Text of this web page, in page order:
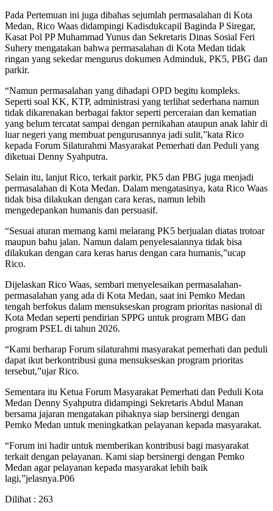
Pada Pertemuan ini juga dibahas sejumlah permasalahan di Kota
Medan, Rico Waas didampingi Kadisdukcapil Baginda P Siregar,
Kasat Pol PP Muhammad Yunus dan Sekretaris Dinas Sosial Feri
Suhery mengatakan bahwa permasalahan di Kota Medan tidak
ringan yang sekedar mengurus dokumen Adminduk, PK5, PBG dan
parkir.
“Namun permasalahan yang dihadapi OPD begitu kompleks.
Seperti soal KK, KTP, administrasi yang terlihat sederhana namun
tidak dikarenakan berbagai faktor seperti perceraian dan kematian
yang belum tercatat sampai dengan pernikahan ataupun anak lahir di
luar negeri yang membuat pengurusannya jadi sulit,”kata Rico
kepada Forum Silaturahmi Masyarakat Pemerhati dan Peduli yang
diketuai Denny Syahputra.
Selain itu, lanjut Rico, terkait parkir, PK5 dan PBG juga menjadi
permasalahan di Kota Medan. Dalam mengatasinya, kata Rico Waas
tidak bisa dilakukan dengan cara keras, namun lebih
mengedepankan humanis dan persuasif.
“Sesuai aturan memang kami melarang PK5 berjualan diatas trotoar
maupun bahu jalan. Namun dalam penyelesaiannya tidak bisa
dilakukan dengan cara keras harus dengan cara humanis,”ucap
Rico.
Dijelaskan Rico Waas, sembari menyelesaikan permasalahan-
permasalahan yang ada di Kota Medan, saat ini Pemko Medan
tengah berfokus dalam mensukseskan program prioritas nasional di
Kota Medan seperti pendirian SPPG untuk program MBG dan
program PSEL di tahun 2026.
“Kami berharap Forum silaturahmi masyarakat pemerhati dan peduli
dapat ikut berkontribusi guna mensukseskan program prioritas
tersebut,”ujar Rico.
Sementara itu Ketua Forum Masyarakat Pemerhati dan Peduli Kota
Medan Denny Syahputra didampingi Sekretaris Abdul Manan
bersama jajaran mengatakan pihaknya siap bersinergi dengan
Pemko Medan untuk meningkatkan pelayanan kepada masyarakat.
“Forum ini hadir untuk memberikan kontribusi bagi masyarakat
terkait dengan pelayanan. Kami siap bersinergi dengan Pemko
Medan agar pelayanan kepada masyarakat lebih baik
lagi,”jelasnya.P06
Dilihat : 263